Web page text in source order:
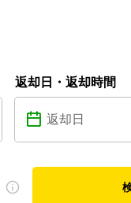
返却日・返却時間